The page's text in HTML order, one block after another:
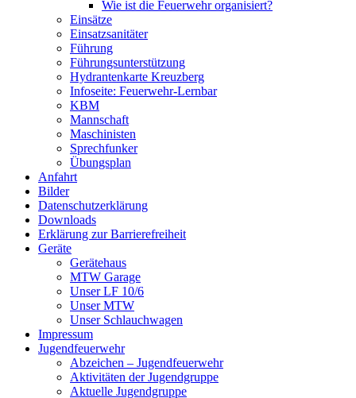
Wie ist die Feuerwehr organisiert?
Einsätze
Einsatzsanitäter
Führung
Führungsunterstützung
Hydrantenkarte Kreuzberg
Infoseite: Feuerwehr-Lernbar
KBM
Mannschaft
Maschinisten
Sprechfunker
Übungsplan
Anfahrt
Bilder
Datenschutzerklärung
Downloads
Erklärung zur Barriere­frei­heit
Geräte
Gerätehaus
MTW Garage
Unser LF 10/6
Unser MTW
Unser Schlauchwagen
Impressum
Jugendfeuerwehr
Abzeichen – Jugendfeuerwehr
Aktivitäten der Jugendgruppe
Aktuelle Jugendgruppe